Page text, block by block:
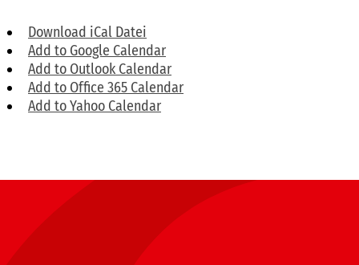
Download iCal Datei
Add to Google Calendar
Add to Outlook Calendar
Add to Office 365 Calendar
Add to Yahoo Calendar